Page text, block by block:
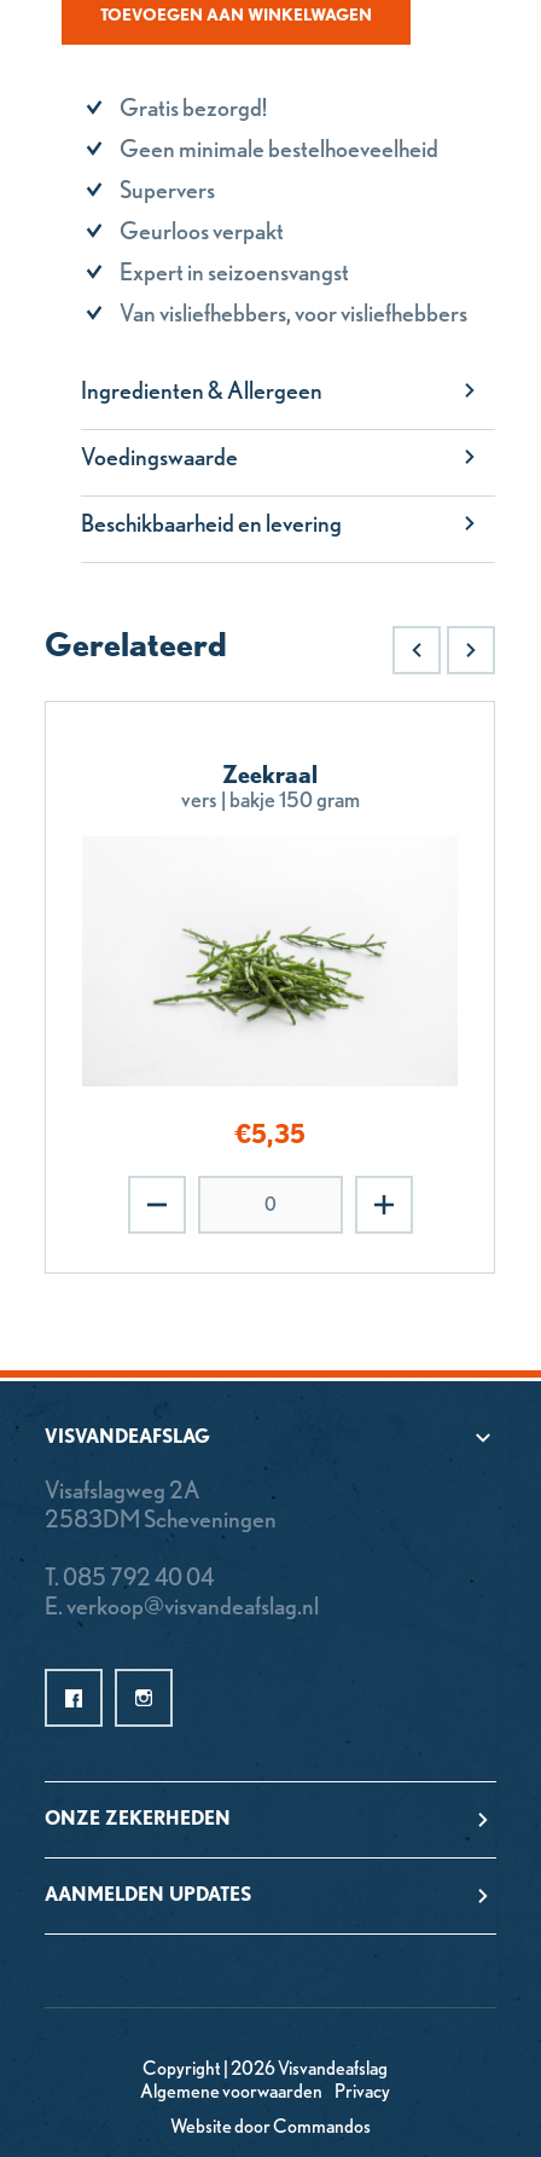
TOEVOEGEN AAN WINKELWAGEN
Gratis bezorgd!
Geen minimale bestelhoeveelheid
Supervers
Geurloos verpakt
Expert in seizoensvangst
Van visliefhebbers, voor visliefhebbers
Ingredienten & Allergeen
Voedingswaarde
Beschikbaarheid en levering
Gerelateerd
Zeekraal
vers | bakje 150 gram
€5,35
VISVANDEAFSLAG
Visafslagweg 2A
2583DM Scheveningen
T. 085 792 40 04
E.verkoop@visvandeafslag.nl
ONZE ZEKERHEDEN
AANMELDEN UPDATES
Copyright | 2026 Visvandeafslag
Algemene voorwaarden
Privacy
Website door Commandos